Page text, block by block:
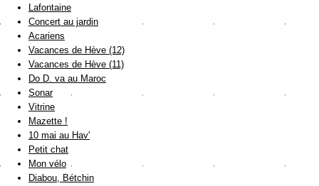
Lafontaine
Concert au jardin
Acariens
Vacances de Hève (12)
Vacances de Hève (11)
Do D. va au Maroc
Sonar
Vitrine
Mazette !
10 mai au Hav'
Petit chat
Mon vélo
Diabou, Bétchin